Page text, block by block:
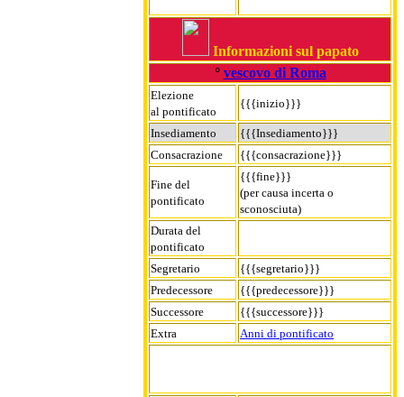
Informazioni sul papato
° vescovo di Roma
Elezione
al pontificato
{{{inizio}}}
Insediamento
{{{Insediamento}}}
Consacrazione
{{{consacrazione}}}
Fine del
pontificato
{{{fine}}}
(per causa incerta o
sconosciuta)
Durata del
pontificato
Segretario
{{{segretario}}}
Predecessore
{{{predecessore}}}
Successore
{{{successore}}}
Extra
Anni di pontificato